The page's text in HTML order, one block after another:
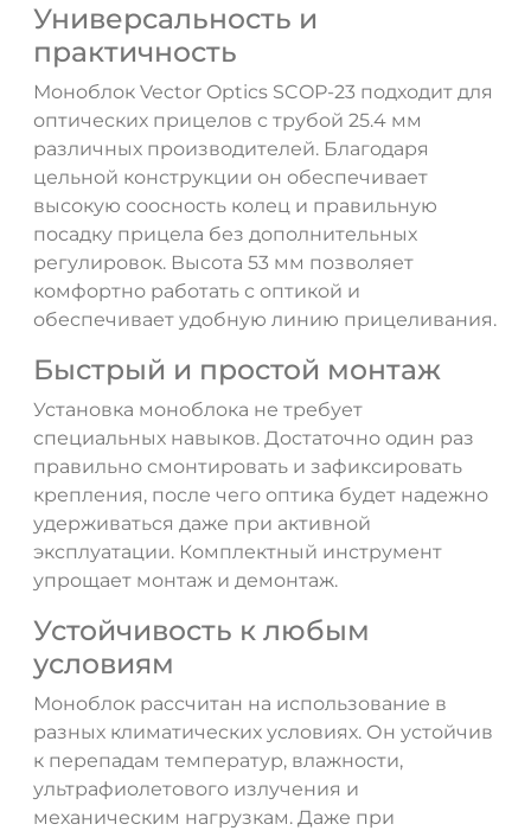
Универсальность и
практичность
Моноблок Vector Optics SCOP-23 подходит для
оптических прицелов с трубой 25.4 мм
различных производителей. Благодаря
цельной конструкции он обеспечивает
высокую соосность колец и правильную
посадку прицела без дополнительных
регулировок. Высота 53 мм позволяет
комфортно работать с оптикой и
обеспечивает удобную линию прицеливания.
Быстрый и простой монтаж
Установка моноблока не требует
специальных навыков. Достаточно один раз
правильно смонтировать и зафиксировать
крепления, после чего оптика будет надежно
удерживаться даже при активной
эксплуатации. Комплектный инструмент
упрощает монтаж и демонтаж.
Устойчивость к любым
условиям
Моноблок рассчитан на использование в
разных климатических условиях. Он устойчив
к перепадам температур, влажности,
ультрафиолетового излучения и
механическим нагрузкам. Даже при